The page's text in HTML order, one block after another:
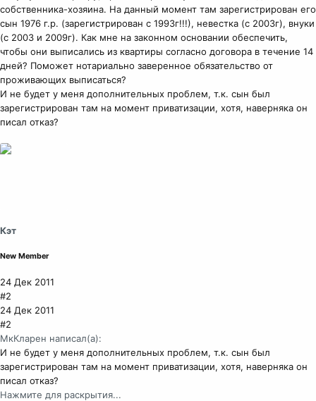
собственника-хозяина. На данный момент там зарегистрирован его
сын 1976 г.р. (зарегистрирован с 1993г!!!), невестка (с 2003г), внуки
(с 2003 и 2009г). Как мне на законном основании обеспечить,
чтобы они выписались из квартиры согласно договора в течение 14
дней? Поможет нотариально заверенное обязательство от
проживающих выписаться?
И не будет у меня дополнительных проблем, т.к. сын был
зарегистрирован там на момент приватизации, хотя, наверняка он
писал отказ?
Кэт
New Member
24 Дек 2011
#2
24 Дек 2011
#2
МкКларен написал(а):
И не будет у меня дополнительных проблем, т.к. сын был
зарегистрирован там на момент приватизации, хотя, наверняка он
писал отказ?
Нажмите для раскрытия...